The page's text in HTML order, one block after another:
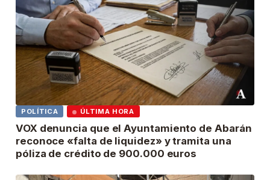
POLÍTICA ÚLTIMA HORA
VOX denuncia que el Ayuntamiento de Abarán
reconoce «falta de liquidez» y tramita una
póliza de crédito de 900.000 euros